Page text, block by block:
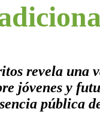
revela una
jóvenes y
pública